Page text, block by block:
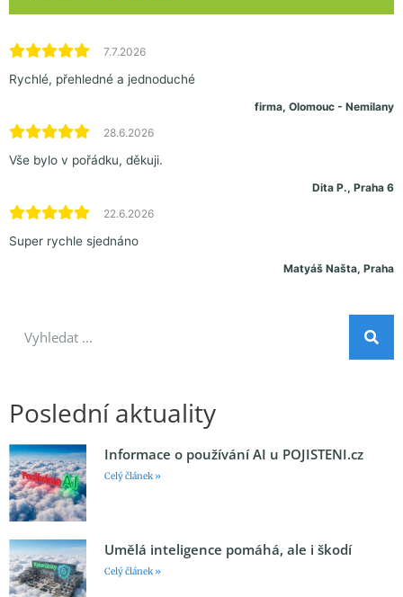
7.7.2026
Rychlé, přehledné a jednoduché
firma, Olomouc - Nemilany
28.6.2026
Vše bylo v pořádku, děkuji.
Dita P., Praha 6
22.6.2026
Super rychle sjednáno
Matyáš Našta, Praha
Poslední aktuality
Informace o používání AI u POJISTENI.cz
Celý článek »
Umělá inteligence pomáhá, ale i škodí
Celý článek »